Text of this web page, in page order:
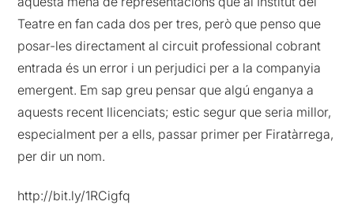
Teatre en fan cada dos per tres, però que penso que
posar-les directament al circuit professional cobrant
entrada és un error i un perjudici per a la companyia
emergent. Em sap greu pensar que algú enganya a
aquests recent llicenciats; estic segur que seria millor,
especialment per a ells, passar primer per Firatàrrega,
per dir un nom.
http://bit.ly/1RCigfq